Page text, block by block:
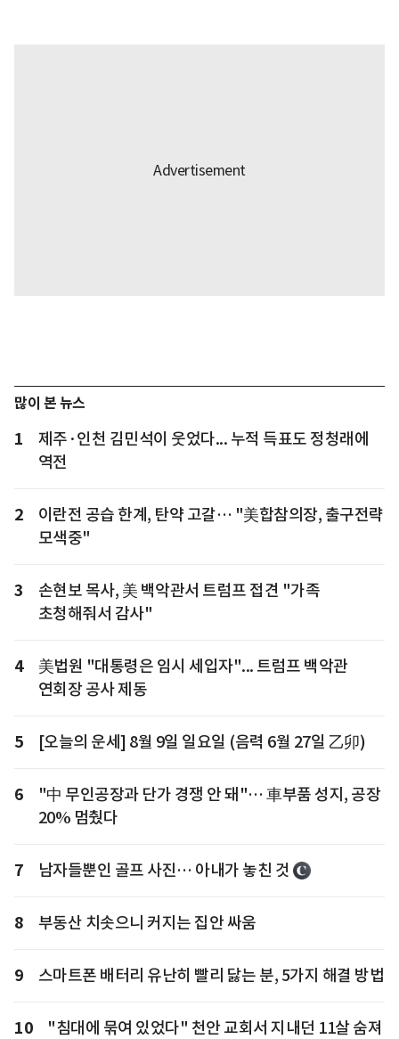
많이 본 뉴스
1
제주·인천 김민석이 웃었다... 누적 득표도 정청래에
역전
2
이란전 공습 한계, 탄약 고갈… "美합참의장, 출구전략
모색중"
3
손현보 목사, 美 백악관서 트럼프 접견 "가족
초청해줘서 감사"
4
美법원 "대통령은 임시 세입자"... 트럼프 백악관
연회장 공사 제동
5 [오늘의 운세] 8월 9일 일요일 (음력 6월 27일 乙卯)
6
"中 무인공장과 단가 경쟁 안 돼"… 車부품 성지, 공장
20% 멈췄다
7 남자들뿐인 골프 사진… 아내가 놓친 것
8 부동산 치솟으니 커지는 집안 싸움
9 스마트폰 배터리 유난히 빨리 닳는 분, 5가지 해결 방법
10 "침대에 묶여 있었다" 천안 교회서 지내던 11살 숨져